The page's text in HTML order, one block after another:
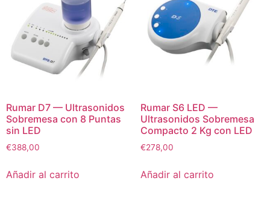
Rumar D7 — Ultrasonidos
Sobremesa con 8 Puntas
sin LED
€388,00
Añadir al carrito
Rumar S6 LED —
Ultrasonidos Sobremesa
Compacto 2 Kg con LED
€278,00
Añadir al carrito